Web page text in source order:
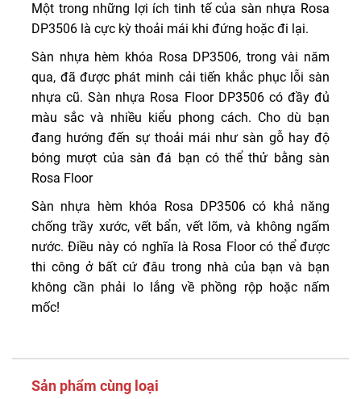
Một trong những lợi ích tinh tế của sàn nhựa Rosa
DP3506 là cực kỳ thoải mái khi đứng hoặc đi lại.
Sàn nhựa hèm khóa Rosa DP3506, trong vài năm
qua, đã được phát minh cải tiến khắc phục lỗi sàn
nhựa cũ. Sàn nhựa Rosa Floor DP3506 có đầy đủ
màu sắc và nhiều kiểu phong cách. Cho dù bạn
đang hướng đến sự thoải mái như sàn gỗ hay độ
bóng mượt của sàn đá bạn có thể thử bằng sàn
Rosa Floor
Sàn nhựa hèm khóa Rosa DP3506 có khả năng
chống trầy xước, vết bẩn, vết lõm, và không ngấm
nước. Điều này có nghĩa là Rosa Floor có thể được
thi công ở bất cứ đâu trong nhà của bạn và bạn
không cần phải lo lắng về phồng rộp hoặc nấm
mốc!
Sản phẩm cùng loại